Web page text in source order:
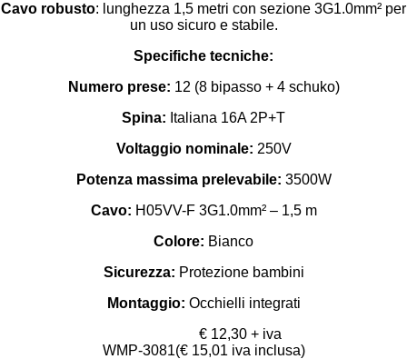
Cavo robusto: lunghezza 1,5 metri con sezione 3G1.0mm² per
un uso sicuro e stabile.
Specifiche tecniche:
Numero prese: 12 (8 bipasso + 4 schuko)
Spina: Italiana 16A 2P+T
Voltaggio nominale: 250V
Potenza massima prelevabile: 3500W
Cavo: H05VV-F 3G1.0mm² – 1,5 m
Colore: Bianco
Sicurezza: Protezione bambini
Montaggio: Occhielli integrati
WMP-3081
€ 12,30 + iva
(€ 15,01 iva inclusa)